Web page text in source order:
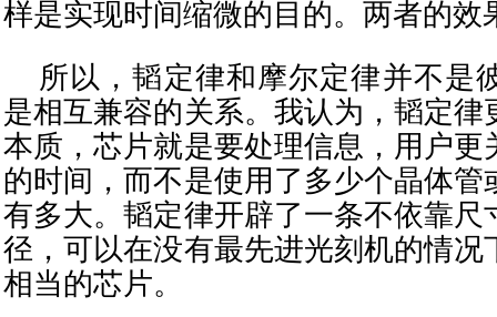
样是实现时间缩微的目的。两者的效
所以，韬定律和摩尔定律并不是
是相互兼容的关系。我认为，韬定律
本质，芯片就是要处理信息，用户更
的时间，而不是使用了多少个晶体管
有多大。韬定律开辟了一条不依靠尺
径，可以在没有最先进光刻机的情况
相当的芯片。